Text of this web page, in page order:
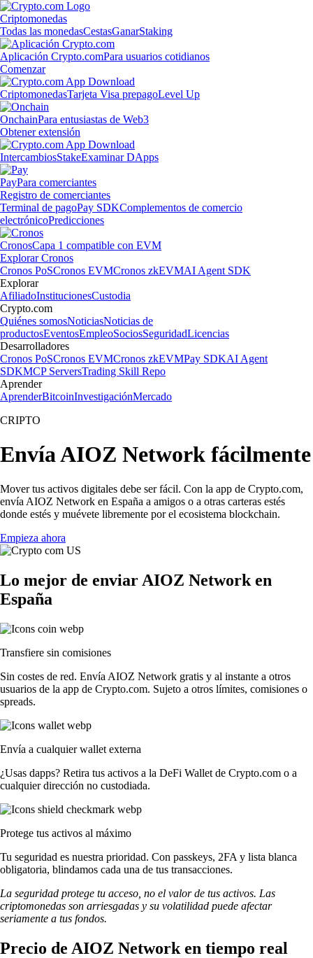
Criptomonedas
Todas las monedasCestasGanarStaking
Aplicación Crypto.comPara usuarios cotidianos
Comenzar
CriptomonedasTarjeta Visa prepagoLevel Up
OnchainPara entusiastas de Web3
Obtener extensión
IntercambiosStakeExaminar DApps
PayPara comerciantes
Registro de comerciantes
Terminal de pagoPay SDKComplementos de comercio
electrónicoPredicciones
CronosCapa 1 compatible con EVM
Explorar Cronos
Cronos PoSCronos EVMCronos zkEVMAI Agent SDK
Explorar
AfiliadoInstitucionesCustodia
Crypto.com
Quiénes somosNoticiasNoticias de
productosEventosEmpleoSociosSeguridadLicencias
Desarrolladores
Cronos PoSCronos EVMCronos zkEVMPay SDKAI Agent
SDKMCP ServersTrading Skill Repo
Aprender
AprenderBitcoinInvestigaciónMercado
CRIPTO
Envía AIOZ Network fácilmente
Mover tus activos digitales debe ser fácil. Con la app de Crypto.com,
envía AIOZ Network en España a amigos o a otras carteras estés
donde estés y muévete libremente por el ecosistema blockchain.
Empieza ahora
Lo mejor de enviar AIOZ Network en
España
Transfiere sin comisiones
Sin costes de red. Envía AIOZ Network gratis y al instante a otros
usuarios de la app de Crypto.com. Sujeto a otros límites, comisiones o
spreads.
Envía a cualquier wallet externa
¿Usas dapps? Retira tus activos a la DeFi Wallet de Crypto.com o a
cualquier dirección no custodiada.
Protege tus activos al máximo
Tu seguridad es nuestra prioridad. Con passkeys, 2FA y lista blanca
obligatoria, blindamos cada una de tus transacciones.
La seguridad protege tu acceso, no el valor de tus activos. Las
criptomonedas son arriesgadas y su volatilidad puede afectar
seriamente a tus fondos.
Precio de AIOZ Network en tiempo real